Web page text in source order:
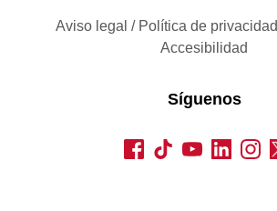
Aviso legal / Política de privacidad
Accesibilidad
Síguenos